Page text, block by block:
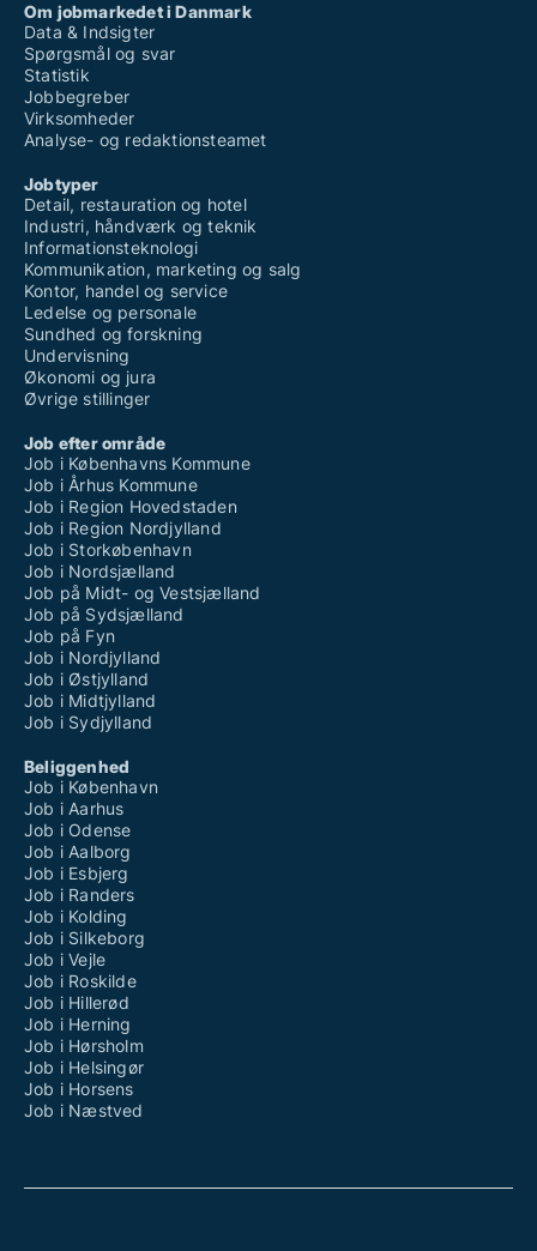
Om jobmarkedet i Danmark
Data & Indsigter
Spørgsmål og svar
Statistik
Jobbegreber
Virksomheder
Analyse- og redaktionsteamet
Jobtyper
Detail, restauration og hotel
Industri, håndværk og teknik
Informationsteknologi
Kommunikation, marketing og salg
Kontor, handel og service
Ledelse og personale
Sundhed og forskning
Undervisning
Økonomi og jura
Øvrige stillinger
Job efter område
Job i Københavns Kommune
Job i Århus Kommune
Job i Region Hovedstaden
Job i Region Nordjylland
Job i Storkøbenhavn
Job i Nordsjælland
Job på Midt- og Vestsjælland
Job på Sydsjælland
Job på Fyn
Job i Nordjylland
Job i Østjylland
Job i Midtjylland
Job i Sydjylland
Beliggenhed
Job i København
Job i Aarhus
Job i Odense
Job i Aalborg
Job i Esbjerg
Job i Randers
Job i Kolding
Job i Silkeborg
Job i Vejle
Job i Roskilde
Job i Hillerød
Job i Herning
Job i Hørsholm
Job i Helsingør
Job i Horsens
Job i Næstved